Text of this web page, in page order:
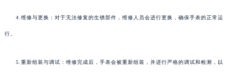
4.维修与更换：对于无法修复的生锈部件，维修人员会进行更换，确保手表的正常运
行。
5.重新组装与调试：维修完成后，手表会被重新组装，并进行严格的调试和检测，以